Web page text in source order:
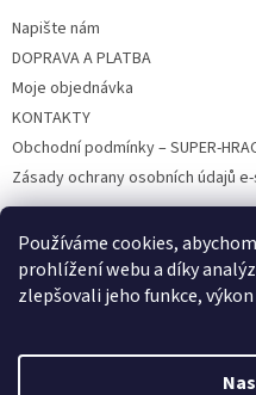
Používáme cookies,
prohlížení webu a díky
zlepšovali jeho funkce,
Napište nám
DOPRAVA A PLATBA
Moje objednávka
KONTAKTY
Obchodní podmínky – SUPER-
Zásady ochrany osobních údajů